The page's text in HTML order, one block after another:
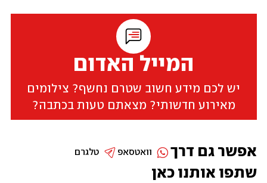
המייל האדום
יש לכם מידע חשוב שטרם נחשף? צילומים
מאירוע חדשותי? מצאתם טעות בכתבה?
שתפו אותנו כאן
אפשר גם דרך טלגרם וואטסאפ